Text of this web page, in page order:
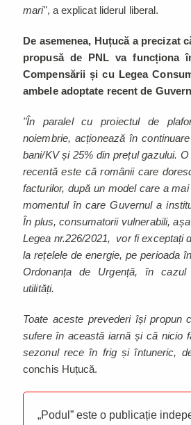
mari", a explicat liderul liberal.
De asemenea, Huțucă a precizat
propusă de PNL va funcționa
Compensării și cu Legea
ambele adoptate recent de
"În paralel cu proiectul de
noiembrie, acționează în
bani/KV și 25% din prețul gazului.
recentă este că românii care
facturilor, după un model care a
momentul în care Guvernul a
În plus, consumatorii vulnerabili,
Legea nr.226/2021, vor fi exceptați
la rețelele de energie, pe perioada
Ordonanța de Urgență, în cazul
utilități.
Toate aceste prevederi își propun
sufere în această iarnă și că nicio
sezonul rece în frig și întuneric,
conchis Huțucă.
„Podul” este o publicație